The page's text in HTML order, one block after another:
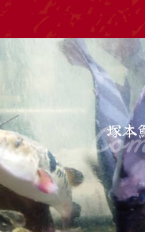
塚本